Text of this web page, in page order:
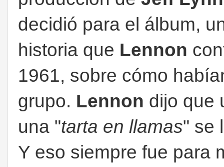
decidió para el álbum,
historia que Lennon
1961, sobre cómo
grupo. Lennon dijo que
una "tarta en llamas" se
Y eso siempre fue para